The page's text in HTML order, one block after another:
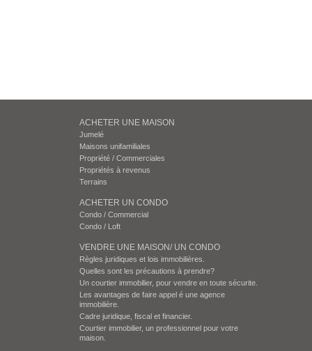
ACHETER UNE MAISON
Jumelé
Maisons unifamiliales
Propriété / Commerciales
Propriétés à revenus
Terrains
ACHETER UN CONDO
Condo / Commercial
Condo / Loft
VENDRE UNE MAISON/ UN CONDO
Règles juridiques et lois immobilières.
Quelles sont les précautions à prendre?
Un courtier immobilier, pour vendre en toute sécurite.
Les avantages de faire appel é une agence
immobilière.
Cadre juridique, fiscal et financier.
Courtier immobilier, un professionnel pour votre
maison.